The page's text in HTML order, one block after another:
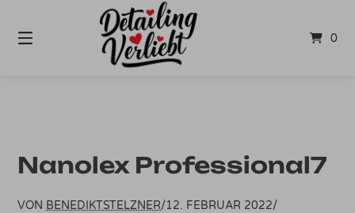
Inhalt
0
Nanolex Professional7
VON BENEDIKTSTELZNER/12. FEBRUAR 2022/